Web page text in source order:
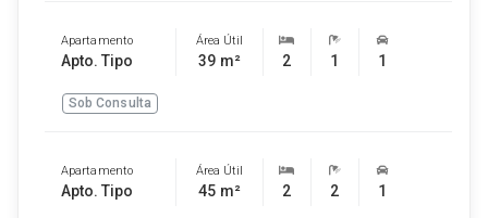
Apartamento
Apto. Tipo
Área Útil
39 m² 2 1 1
Sob Consulta
Apartamento
Apto. Tipo
Área Útil
45 m² 2 2 1